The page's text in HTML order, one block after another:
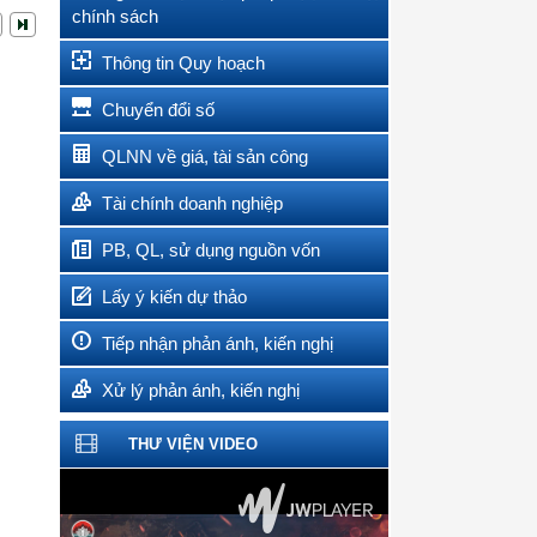
chính sách
Thông tin Quy hoạch
Chuyển đổi số
QLNN về giá, tài sản công
Tài chính doanh nghiệp
PB, QL, sử dụng nguồn vốn
Lấy ý kiến dự thảo
Tiếp nhận phản ánh, kiến nghị
Xử lý phản ánh, kiến nghị
THƯ VIỆN VIDEO